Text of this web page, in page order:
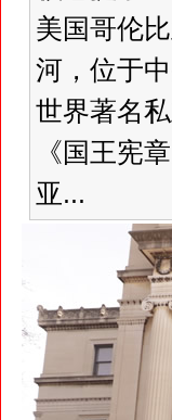
美国哥伦
河，位于
世界著名
《国王宪
亚...